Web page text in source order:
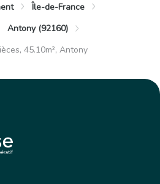
Île-de-France
Antony (92160)
45.10m², Antony